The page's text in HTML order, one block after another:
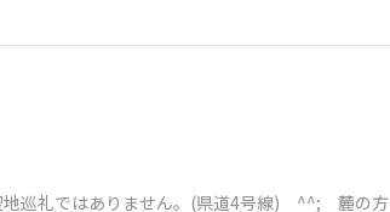
地巡礼ではありません。(県道4号線) ^^; 麓の方